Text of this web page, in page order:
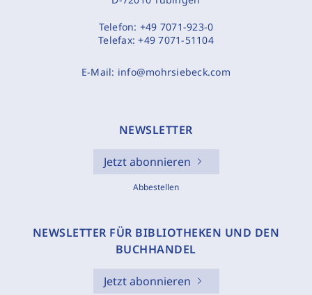
Telefon: +49 7071-923-0
Telefax:+49 7071-51104
E-Mail: info@mohrsiebeck.com
NEWSLETTER
Jetzt abonnieren
Abbestellen
NEWSLETTER FÜR BIBLIOTHEKEN UND DEN
BUCHHANDEL
Jetzt abonnieren